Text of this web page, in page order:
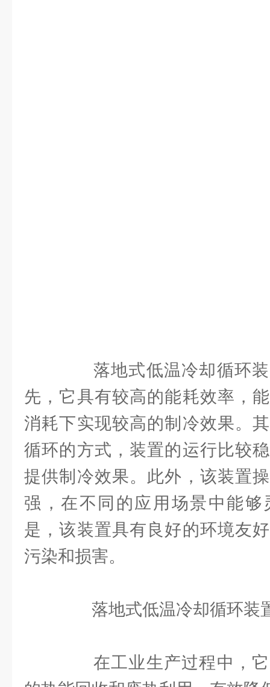
落地式低温冷却循环装
先，它具有较高的能耗效率，
消耗下实现较高的制冷效果。
循环的方式，装置的运行比较
提供制冷效果。此外，该装置
强，在不同的应用场景中能够
是，该装置具有良好的环境友
污染和损害。
落地式低温冷却循环装
在工业生产过程中，它